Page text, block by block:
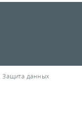
Защита данных